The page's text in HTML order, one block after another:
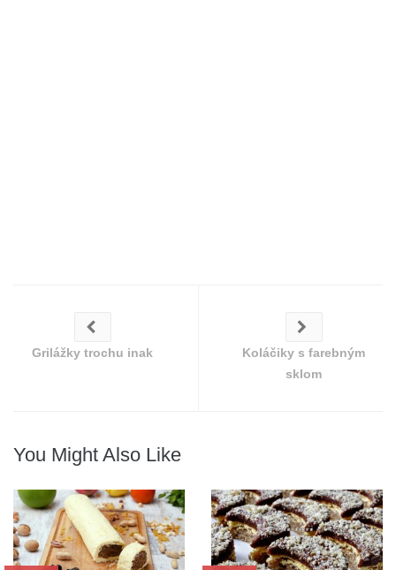
Grilážky trochu inak
Koláčiky s farebným
sklom
You Might Also Like